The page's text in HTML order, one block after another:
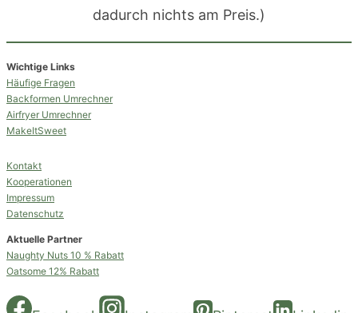
dadurch nichts am Preis.)
Wichtige Links
Häufige Fragen
Backformen Umrechner
Airfryer Umrechner
MakeItSweet
Kontakt
Kooperationen
Impressum
Datenschutz
Aktuelle Partner
Naughty Nuts 10 % Rabatt
Oatsome 12% Rabatt